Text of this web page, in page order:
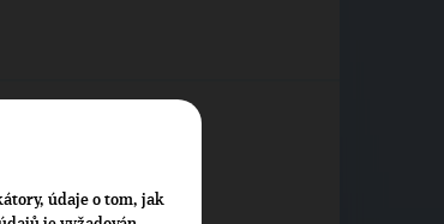
údaje o tom, jak